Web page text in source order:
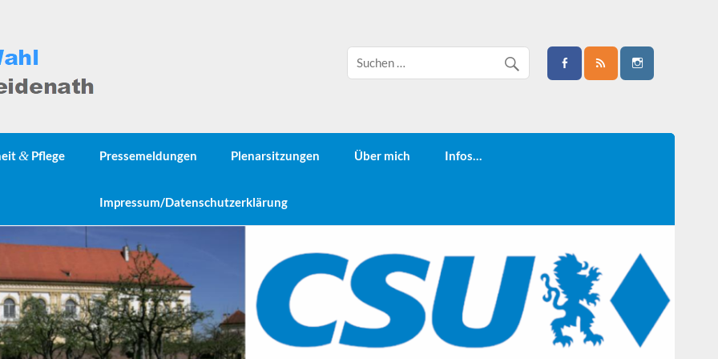
& Pflege Pressemeldungen Plenarsitzungen Über mich Infos…
Impressum/Datenschutzerklärung